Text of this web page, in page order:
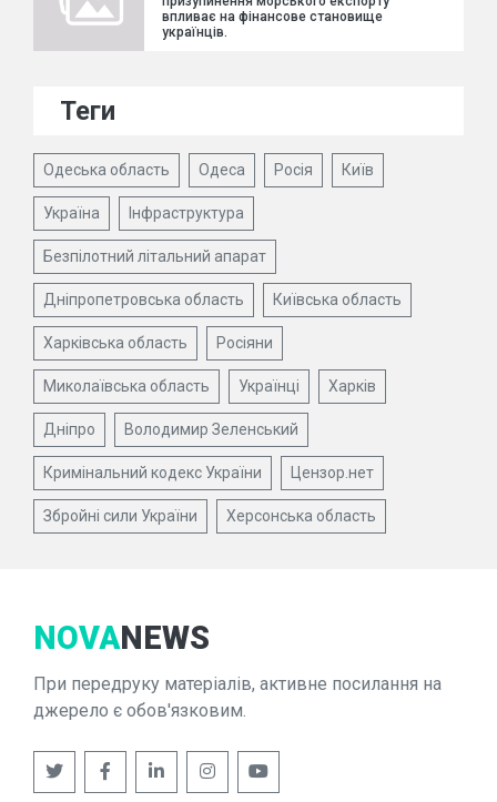
впливає на фінансове становище
українців.
Теги
Одеська область Одеса Росія Київ
Україна Інфраструктура
Безпілотний літальний апарат
Дніпропетровська область Київська область
Харківська область Росіяни
Миколаївська область Українці Харків
Дніпро Володимир Зеленський
Кримінальний кодекс України Цензор.нет
Збройні сили України Херсонська область
NOVANEWS
При передруку матеріалів, активне посилання на
джерело є обов'язковим.